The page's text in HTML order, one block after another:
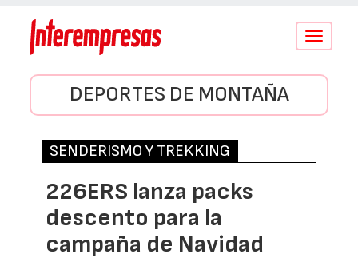
Conmutar
DEPORTES DE MONTAÑA
SENDERISMO Y TREKKING
226ERS lanza packs
descento para la
campaña de Navidad